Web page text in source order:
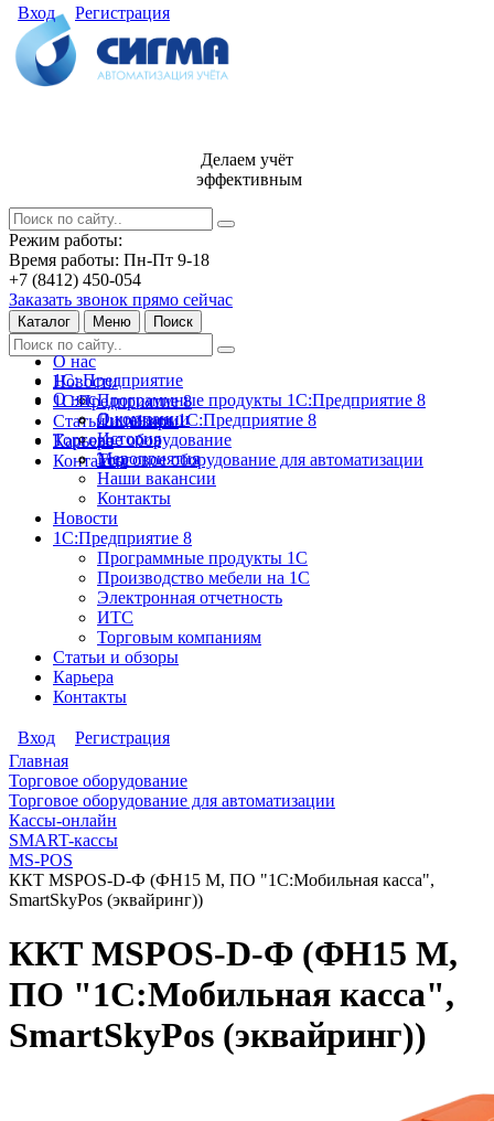
Вход Регистрация
Делаем учёт
эффективным
Режим работы:
Время работы: Пн-Пт 9-18
+7 (8412) 450-054
Заказать звонок прямо сейчас
Каталог Меню Поиск
О нас
Новости
1С:Предприятие 8
Статьи и обзоры
Карьера
Контакты
1С: Предприятие
Программные продукты 1С:Предприятие 8
Лицензии 1С:Предприятие 8
Торговое оборудование
Торговое оборудование для автоматизации
О нас
О компании
История
Мероприятия
Наши вакансии
Контакты
Новости
1С:Предприятие 8
Программные продукты 1С
Производство мебели на 1С
Электронная отчетность
ИТС
Торговым компаниям
Статьи и обзоры
Карьера
Контакты
Вход
Регистрация
Главная
Торговое оборудование
Торговое оборудование для автоматизации
Кассы-онлайн
SMART-кассы
MS-POS
ККТ MSPOS-D-Ф (ФН15 М, ПО "1С:Мобильная касса",
SmartSkyPos (эквайринг))
ККТ MSPOS-D-Ф (ФН15 М,
ПО "1С:Мобильная касса",
SmartSkyPos (эквайринг))